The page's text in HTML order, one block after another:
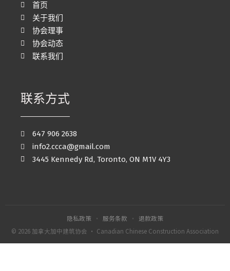
首页
关于我们
协会理事
协会动态
联系我们
联系方式
647 906 2638
info2.ccca@gmail.com
3445 Kennedy Rd, Toronto, ON M1V 4Y3
隐私政策 · 服务条款 ·
退款政策
© 2026 加拿大加中建筑协会 · Canadian Chinese Construction Association